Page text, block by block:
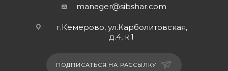
manager@sibshar.com
г.Кемерово, ул.Карболитовская,
д.4, к.1
ПОДПИСАТЬСЯ НА РАССЫЛКУ